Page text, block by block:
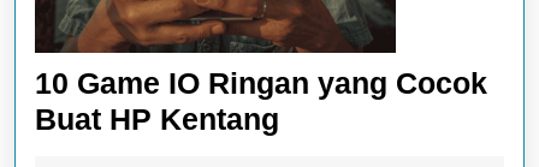
10 Game IO Ringan yang Cocok
Buat HP Kentang